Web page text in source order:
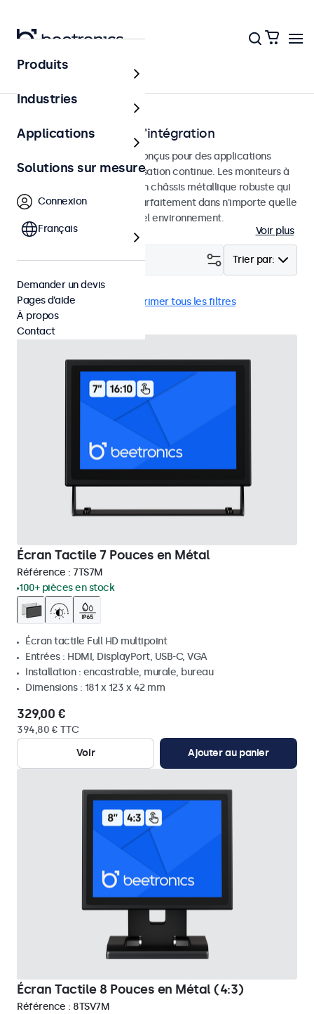
Accueil
Écrans tactiles pour l'intégration
Écrans tactiles encastrés conçus pour des applications
professionnelles et une utilisation continue. Les moniteurs à
écran tactile sont dotés d'un châssis métallique robuste qui
leur permet de s'intégrer parfaitement dans n'importe quelle
application et n'importe quel environnement.
Voir plus
Trier par:
Filtrer (24)
Encastrable Supprimer tous les filtres
Écran Tactile 7 Pouces en Métal
Référence : 7TS7M
100+ pièces en stock
Écran tactile Full HD multipoint
Entrées : HDMI, DisplayPort, USB-C, VGA
Installation : encastrable, murale, bureau
Dimensions : 181 x 123 x 42 mm
329,00 €
394,80 € TTC
Voir
Ajouter au panier
Écran Tactile 8 Pouces en Métal (4:3)
Référence : 8TSV7M
Produits
Industries
Applications
Solutions sur mesure
Connexion
Français
Demander un devis
Pages d’aide
À propos
Contact